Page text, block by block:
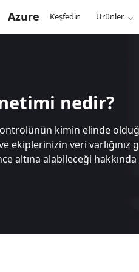
Azure Keşfedin Ürünler
nedir?
kimin elinde
ekiplerinizin veri varlığınız
altına alabileceği